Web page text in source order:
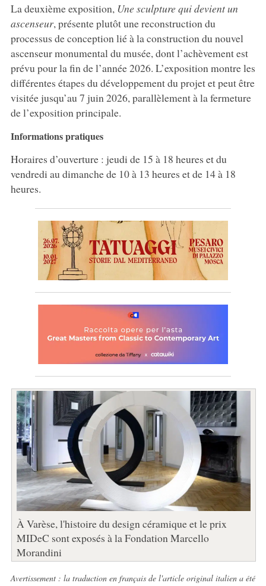
La deuxième exposition, Une sculpture qui devient un
ascenseur, présente plutôt une reconstruction du
processus de conception lié à la construction du nouvel
ascenseur monumental du musée, dont l’achèvement est
prévu pour la fin de l’année 2026. L’exposition montre les
différentes étapes du développement du projet et peut être
visitée jusqu’au 7 juin 2026, parallèlement à la fermeture
de l’exposition principale.
Informations pratiques
Horaires d’ouverture : jeudi de 15 à 18 heures et du
vendredi au dimanche de 10 à 13 heures et de 14 à 18
heures.
À Varèse, l'histoire du design céramique et le prix
MIDeC sont exposés à la Fondation Marcello
Morandini
Avertissement : la traduction en français de l'article original italien a été